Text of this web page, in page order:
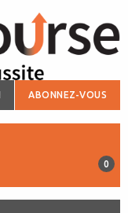
ABONNEZ-VOUS
0